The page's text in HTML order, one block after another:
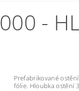
-
Prefabrikované
fólie. Hloubka ostění